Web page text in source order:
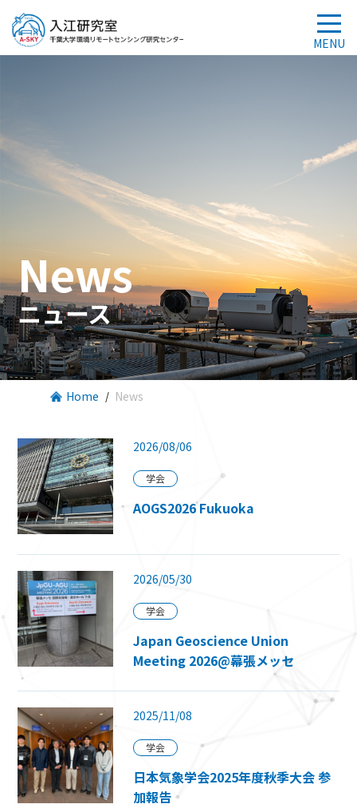
News
ニュース
Home News
2026/08/06
学会
AOGS2026 Fukuoka
2026/05/30
学会
Japan Geoscience Union
Meeting 2026@幕張メッセ
2025/11/08
学会
日本気象学会2025年度秋季大会 参
加報告